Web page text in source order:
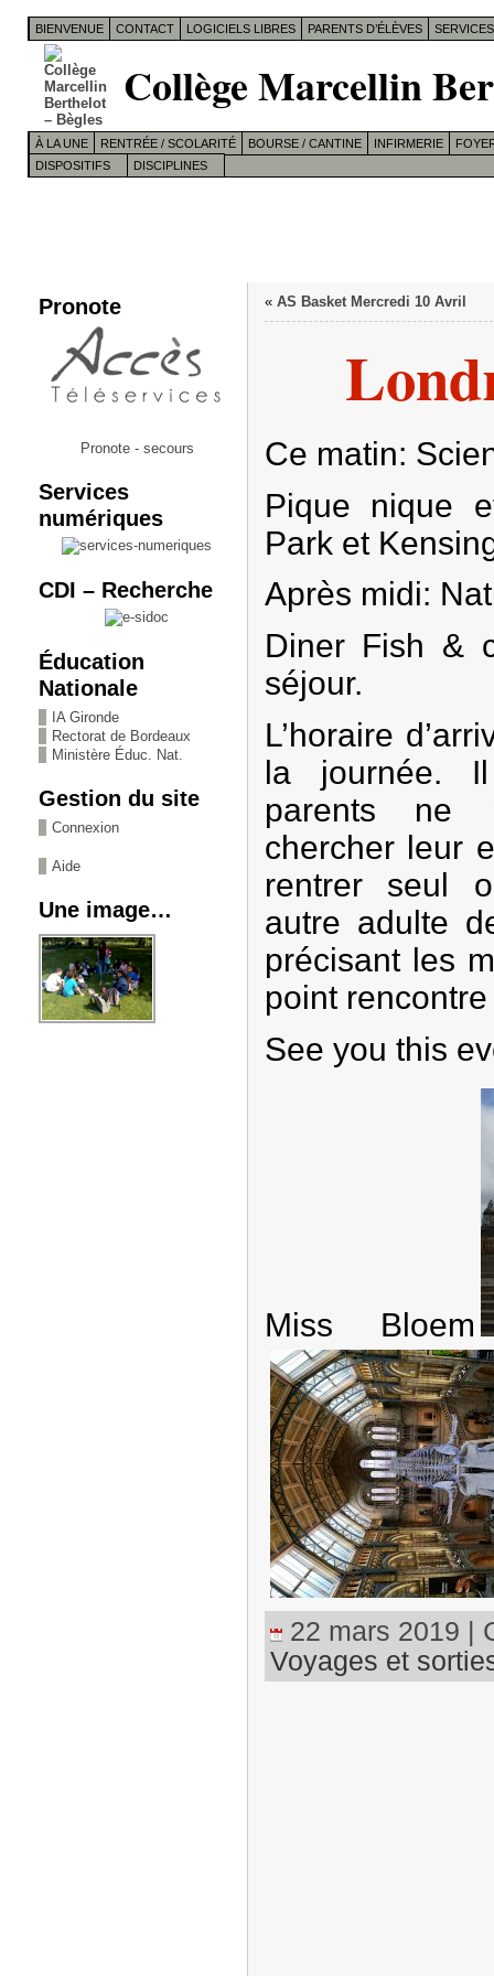
BIENVENUE CONTACT LOGICIELS LIBRES PARENTS D’ÉLÈVES
Collège Marcellin
À LA UNE RENTRÉE / SCOLARITÉ BOURSE / CANTINE INFIRMERIE
DISPOSITIFS
DISCIPLINES
Pronote
Pronote - secours
Services
numériques
CDI – Recherche
Éducation
Nationale
IA Gironde
Rectorat de Bordeaux
Ministère Éduc. Nat.
Gestion du site
Connexion
Aide
Une image…
« AS Basket Mercredi 10 Avril
Ce matin:
Pique nique
Park et
Après midi:
Diner Fish &
séjour.
L’horaire
la journée.
parents ne
chercher leur
rentrer seul
autre adulte
précisant les
point
See you this
Miss Bloem
22 mars 2019 |
Voyages et